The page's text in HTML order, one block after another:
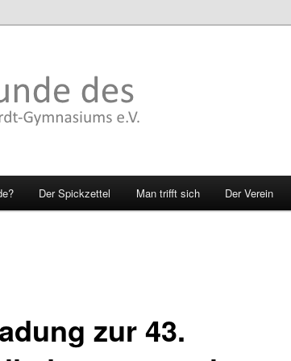
Der Spickzettel Man trifft sich Der Verein
zur 43.